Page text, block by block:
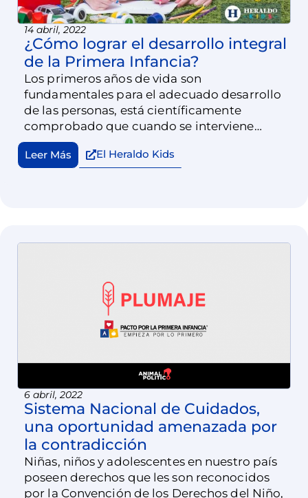
14 abril, 2022
¿Cómo lograr el desarrollo integral
de la Primera Infancia?
Los primeros años de vida son
fundamentales para el adecuado desarrollo
de las personas, está científicamente
comprobado que cuando se interviene
oportunamente en los primeros años de vida
se forman adultos con una sólida estructura
Leer Más El Heraldo Kids
6 abril, 2022
Sistema Nacional de Cuidados,
una oportunidad amenazada por
la contradicción
Niñas, niños y adolescentes en nuestro país
poseen derechos que les son reconocidos
por la Convención de los Derechos del Niño,